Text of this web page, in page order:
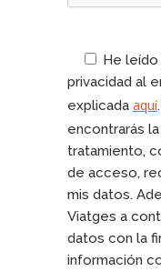
He
privacidad al
explicada aquí
encontrarás
tratamiento,
de acceso,
mis datos.
Viatges a
datos con la
información